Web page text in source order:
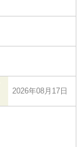
2026年08月17日